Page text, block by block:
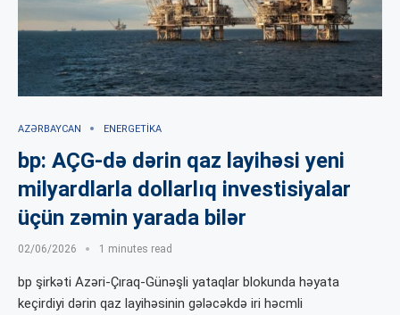
AZƏRBAYCAN ENERGETIKA
bp: AÇG-də dərin qaz layihəsi yeni
milyardlarla dollarlıq investisiyalar
üçün zəmin yarada bilər
02/06/2026 1 minutes read
bp şirkəti Azəri-Çıraq-Günəşli yataqlar blokunda həyata
keçirdiyi dərin qaz layihəsinin gələcəkdə iri həcmli